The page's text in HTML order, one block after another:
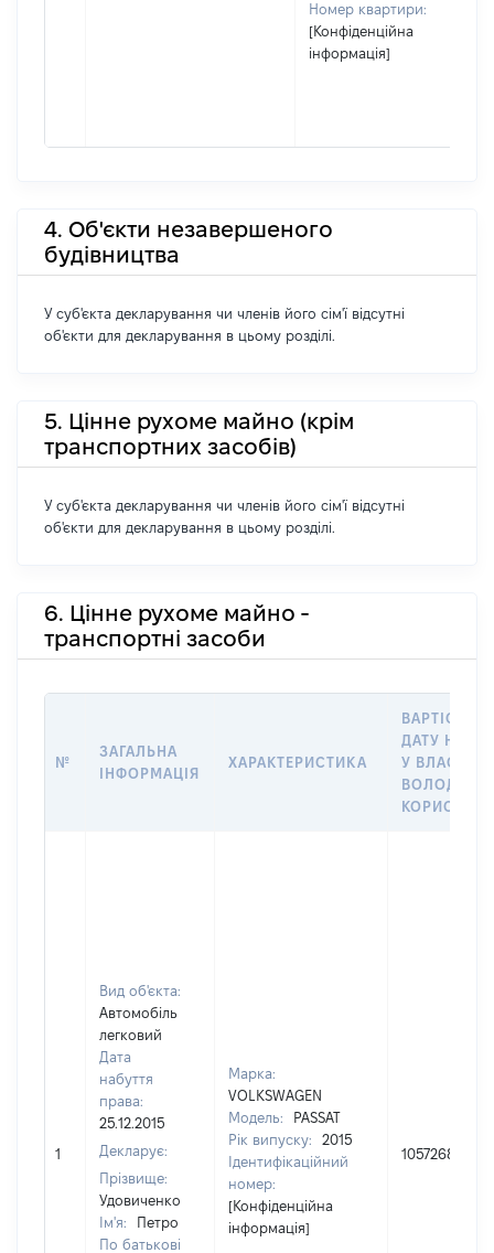
Номер квартири:
[Конфіденційна
інформація]
4. Об'єкти незавершеного
будівництва
У суб'єкта декларування чи членів його сім'ї відсутні
об'єкти для декларування в цьому розділі.
5. Цінне рухоме майно (крім
транспортних засобів)
У суб'єкта декларування чи членів його сім'ї відсутні
об'єкти для декларування в цьому розділі.
6. Цінне рухоме майно -
транспортні засоби
№
ЗАГАЛЬНА
ІНФОРМАЦІЯ
ХАРАКТЕРИСТИКА
ВАРТІСТЬ
ДАТУ
У
1
Вид об'єкта:
Автомобіль
легковий
Дата
набуття
права:
25.12.2015
Декларує:
Прізвище:
Удовиченко
Ім'я:
Петро
По батькові
Марка:
VOLKSWAGEN
Модель:
PASSAT
Рік випуску:
2015
Ідентифікаційний
номер:
[Конфіденційна
інформація]
1057268